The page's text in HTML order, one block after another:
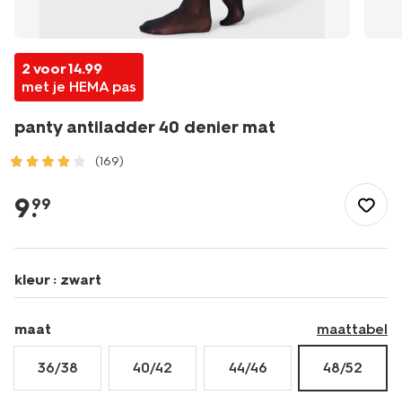
2 voor 14.99
met je HEMA pas
panty antiladder 40 denier mat
(169)
antiladder-
40-
mat-
4060134.html
9.
99
kleur : zwart
maat maattabel
36/38 40/42 44/46 48/52